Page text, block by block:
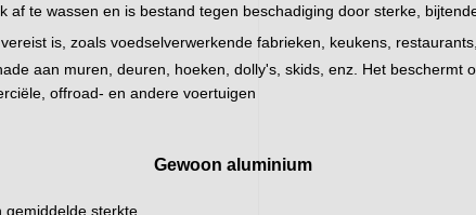
af te wassen en is bestand tegen beschadiging door sterke,
is, zoals voedselverwerkende fabrieken, keukens,
aan muren, deuren, hoeken, dolly's, skids, enz. Het beschermt
offroad- en andere voertuigen
Gewoon aluminium
gemiddelde sterkte